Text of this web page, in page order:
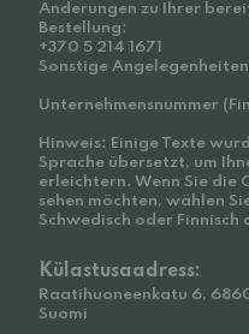
Änderungen zu Ihrer
Bestellung:
+370 5 214 1671
Sonstige
Unternehmensnummer
Hinweis: Einige Texte
Sprache übersetzt, um
erleichtern. Wenn Sie die
sehen möchten, wählen
Schwedisch oder Finnisch
Külastusaadress:
Raatihuoneenkatu 6,
Suomi